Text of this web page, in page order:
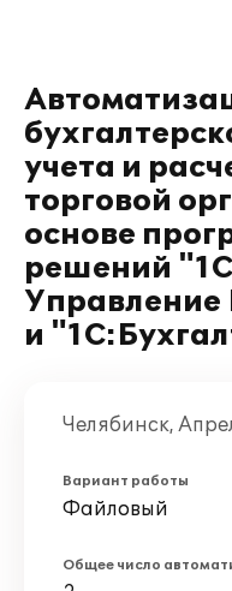
учета и
торговой
основе
решений
и
Челябинск,
Вариант работы
Файловый
Общее число